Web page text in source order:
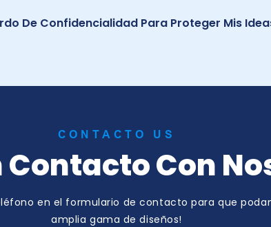
De Confidencialidad Para Proteger Mis
CONTACTO US
Contacto Con
en el formulario de contacto para que
amplia gama de diseños!